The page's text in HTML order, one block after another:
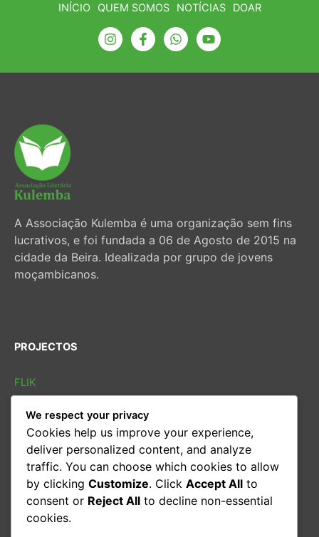
INÍCIO QUEM SOMOS NOTÍCIAS DOAR
A Associação Kulemba é uma organização sem fins
lucrativos, e foi fundada a 06 de Agosto de 2015 na
cidade da Beira. Idealizada por grupo de jovens
moçambicanos.
PROJECTOS
FLIK
FLIB
SOLETRAS
Sarau cultural
Conversas
Oficina de leitura
CONTACTOS
We respect your privacy
Cookies help us improve your experience,
deliver personalized content, and analyze
traffic. You can choose which cookies to allow
by clicking Customize. Click Accept All to
consent or Reject All to decline non-essential
cookies.